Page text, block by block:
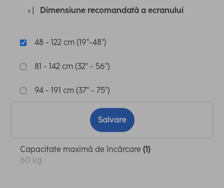
Dimensiune recomandată a ecranului
48 - 122 cm (19"-48")
81 - 142 cm (32" - 56")
94 - 191 cm (37" - 75")
Salvare
Capacitate maximă de încărcare (1)
60 kg